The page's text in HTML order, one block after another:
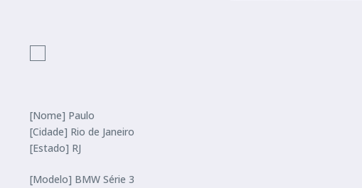
[Nome] Paulo
[Cidade] Rio de Janeiro
[Estado] RJ
[Modelo] BMW Série 3